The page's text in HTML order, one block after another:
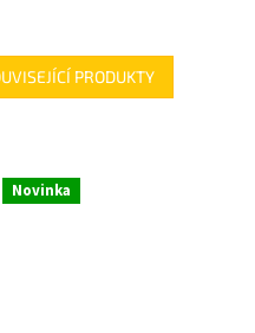
✅ Šroubovací víčko pro snadné
otevření sklenice
✅ Pro výhodnější cenu kupte
PRODUKTY
Novinka